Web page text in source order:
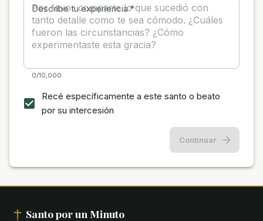
Describe tu experiencia*
0/10,000
Recé específicamente a este santo o beato
por su intercesión
Continuar
Santo por un Minuto